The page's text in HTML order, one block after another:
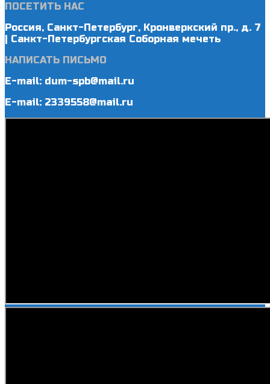
ПОСЕТИТЬ НАС
Россия, Санкт-Петербург, Кронверкский пр., д. 7
| Санкт-Петербургская Соборная мечеть
НАПИСАТЬ ПИСЬМО
E-mail: dum-spb@mail.ru
E-mail: 2339558@mail.ru